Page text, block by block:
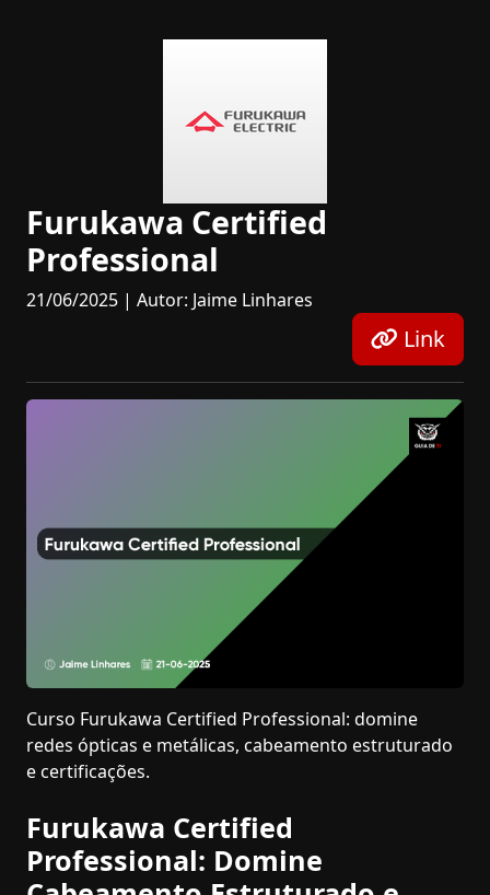
Furukawa Certified
Professional
21/06/2025 | Autor: Jaime Linhares
Link
Curso Furukawa Certified Professional: domine
redes ópticas e metálicas, cabeamento estruturado
e certificações.
Furukawa Certified
Professional: Domine